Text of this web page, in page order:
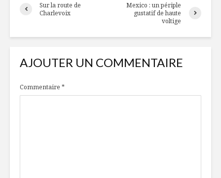
Sur la route de
Charlevoix
Mexico : un périple
gustatif de haute
voltige
AJOUTER UN COMMENTAIRE
Commentaire *